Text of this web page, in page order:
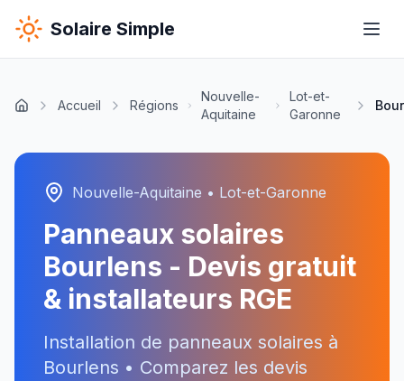
Solaire Simple
Accueil Régions
Nouvelle-
Aquitaine
Lot-et-
Garonne
Nouvelle-Aquitaine • Lot-et-Garonne
Panneaux solaires
Bourlens - Devis gratuit
& installateurs RGE
Installation de panneaux solaires à
Bourlens • Comparez les devis